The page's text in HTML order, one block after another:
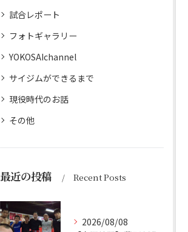
試合レポート
フォトギャラリー
YOKOSAIchannel
サイジムができるまで
現役時代のお話
その他
最近の投稿 Recent Posts
2026/08/08